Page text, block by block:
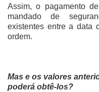
Assim, o pagamento
mandado de
existentes entre a data
ordem.
Mas e os valores
poderá obtê-los?